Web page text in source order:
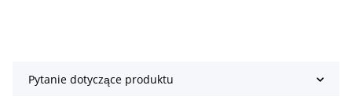
Pytanie dotyczące produktu